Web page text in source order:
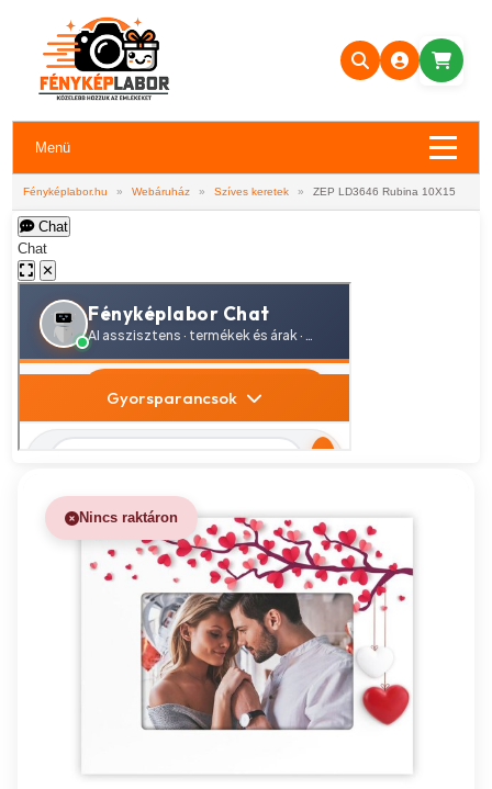
Menü
Fényképlabor.hu » Webáruház » Szíves keretek » ZEP LD3646 Rubina 10X15
Chat
Chat
✕
Nincs raktáron